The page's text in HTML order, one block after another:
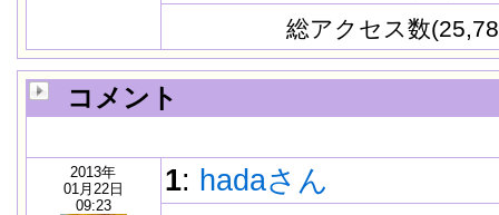
総アクセス数
コメント
2013年
01月22日
09:23
1: hadaさん